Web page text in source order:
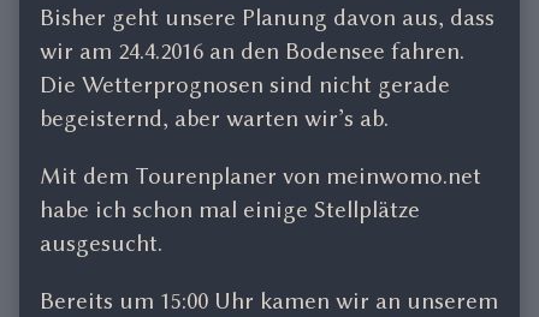
of
Bodensee
April/Mai
2016,
Bisher geht unsere Planung davon aus, dass
wir am 24.4.2016 an den Bodensee fahren.
Die Wetterprognosen sind nicht gerade
begeisternd, aber warten wir’s ab.
Mit dem Tourenplaner von meinwomo.net
habe ich schon mal einige Stellplätze
ausgesucht.
Bereits um 15:00 Uhr kamen wir an unserem